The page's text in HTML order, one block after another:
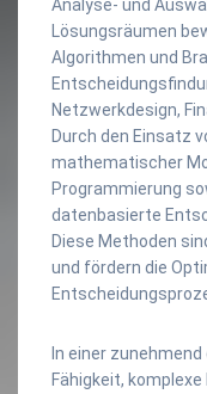
Analyse- und
Lösungsräumen
Algorithmen und
Netzwerkdesign,
Durch den Einsatz
mathematischer
Programmierung
datenbasierte
Diese Methoden
und fördern die
In einer
Fähigkeit,